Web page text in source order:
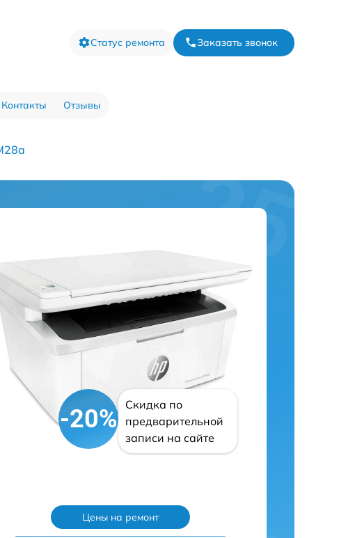
Статус ремонта Заказать звонок
Контакты Отзывы
-20%
Скидка по
предварительной
записи на сайте
Цены на ремонт